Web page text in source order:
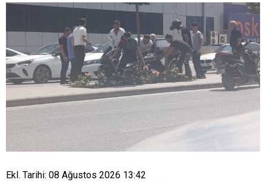
Ekl. Tarihi: 08 Ağustos 2026 13:42